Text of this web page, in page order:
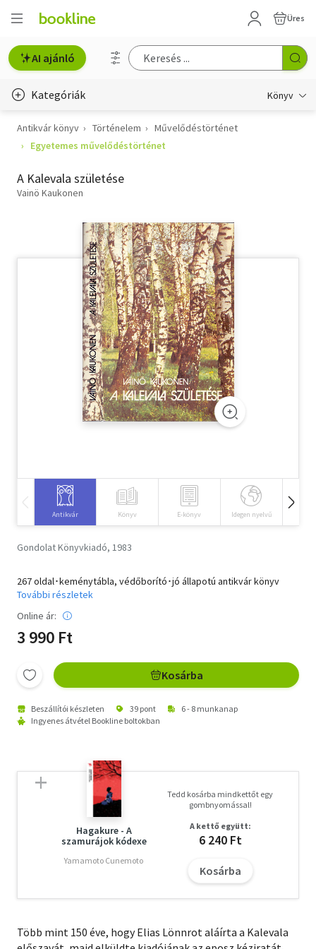
Üres
AI ajánló
Kategóriák Könyv
Életmód, egészség
Gyermek- és ifjúsági
Hobbi, szabadidő
Szótár, nyelvkönyv
Tankönyv, segédkönyv
Társadalomtudomány
Antikvár könyv Történelem
Művelődéstörténet
Egyetemes művelődéstörténet
A Kalevala születése
Vainö Kaukonen
Antikvár Könyv E-könyv Idegen nyelvű
Gondolat Könyvkiadó, 1983
267 oldal･keménytábla, védőborító･jó állapotú antikvár könyv
További részletek
Online ár:
3 990 Ft
Kosárba
Beszállítói készleten 39 pont
6 - 8 munkanap
Ingyenes átvétel Bookline boltokban
Hagakure - A
szamurájok kódexe
Yamamoto Cunemoto
Tedd kosárba mindkettőt egy
gombnyomással!
A kettő együtt:
6 240 Ft
Kosárba
Több ​​mint 150 éve, hogy Elias Lönnrot aláírta a Kalevala